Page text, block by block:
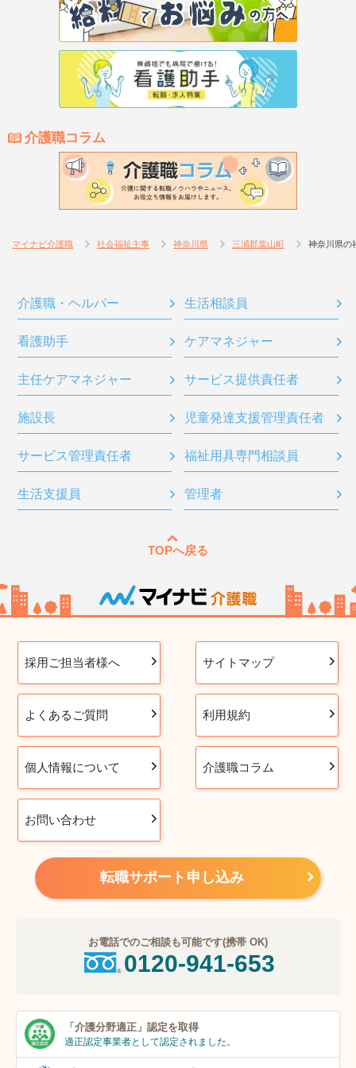
介護職コラム
マイナビ介護職 社会福祉主事 神奈川県 三浦郡葉山町 神奈川県の
介護職・ヘルパー 生活相談員
看護助手 ケアマネジャー
主任ケアマネジャー サービス提供責任者
施設長 児童発達支援管理責任者
サービス管理責任者 福祉用具専門相談員
生活支援員 管理者
TOPへ戻る
採用ご担当者様へ サイトマップ
よくあるご質問 利用規約
個人情報について 介護職コラム
お問い合わせ
転職サポート申し込み
お電話でのご相談も可能です(携帯 OK)
0120-941-653
「介護分野適正」 認定を取得
適正認定事業者として認定されました。